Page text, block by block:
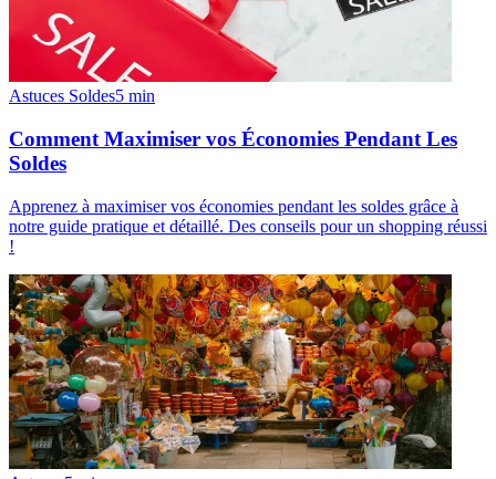
Astuces Soldes5 min
Comment Maximiser vos Économies Pendant Les
Soldes
Apprenez à maximiser vos économies pendant les soldes grâce à
notre guide pratique et détaillé. Des conseils pour un shopping réussi
!